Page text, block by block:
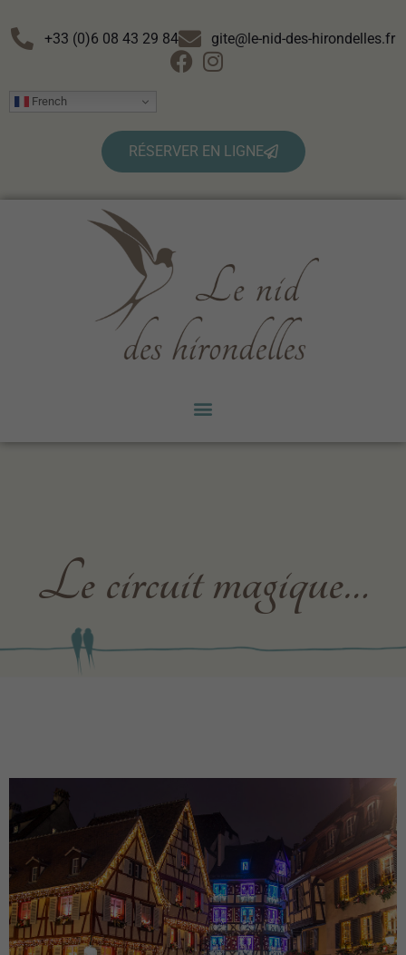
+33 (0)6 08 43 29 84 gite@le-nid-des-hirondelles.fr
French
RÉSERVER EN LIGNE
Le circuit magique…